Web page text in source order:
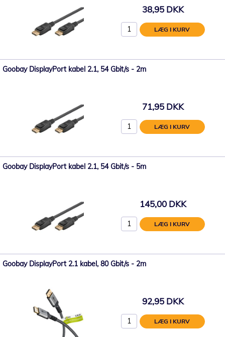
38,95 DKK
LÆG I KURV
Goobay DisplayPort kabel 2.1, 54 Gbit/s - 2m
71,95 DKK
LÆG I KURV
Goobay DisplayPort kabel 2.1, 54 Gbit/s - 5m
145,00 DKK
LÆG I KURV
Goobay DisplayPort 2.1 kabel, 80 Gbit/s - 2m
92,95 DKK
LÆG I KURV